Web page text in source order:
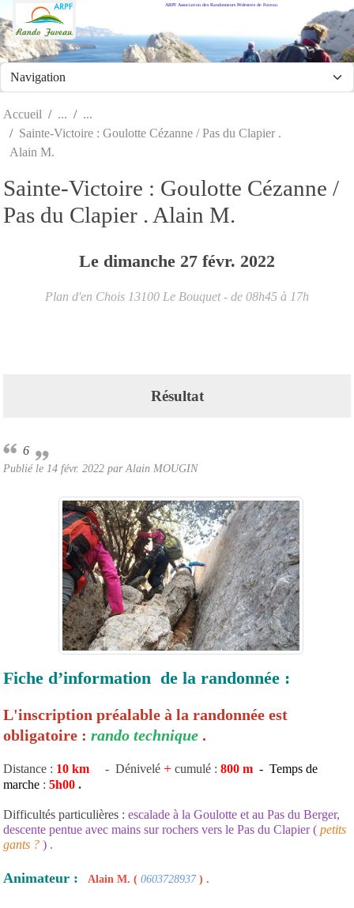
ARPF Association des Randonneurs Pédestres de Fuveau
Accueil
Sainte-Victoire : Goulotte Cézanne / Pas du Clapier .
Alain M.
Sainte-Victoire : Goulotte Cézanne /
Pas du Clapier . Alain M.
Le dimanche 27 févr. 2022
Plan d'en Chois 13100 Le Bouquet - de 08h45 à 17h
Résultat
6
Publié le 14 févr. 2022 par Alain MOUGIN
Fiche d’information de la randonnée :
L'inscription préalable à la randonnée est
obligatoire : rando technique .
Distance : 10 km - Dénivelé + cumulé : 800 m - Temps de
marche : 5h00 .
Difficultés particulières : escalade à la Goulotte et au Pas du Berger,
descente pentue avec mains sur rochers vers le Pas du Clapier ( petits
gants ? ) .
Animateur : Alain M. ( 0603728937) .
Panneau de gestion des cookies